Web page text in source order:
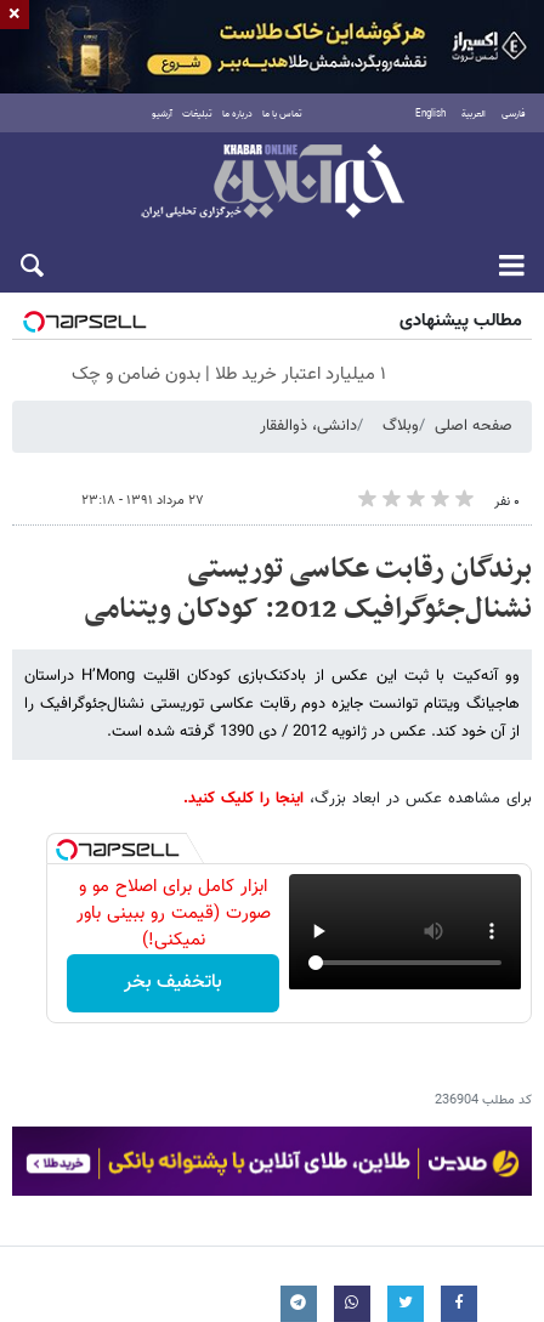
فارسی العربية English تماس با ما درباره ما تبلیغات آرشیو
شنبه ۱۷ مرداد ۱۴۰۵
مطالب پیشنهادی
۱ میلیارد اعتبار خرید طلا | بدون ضامن و چک
صفحه اصلی وبلاگ دانشی، ذوالفقار
۰ نفر ۲۷ مرداد ۱۳۹۱ - ۲۳:۱۸
برندگان رقابت عکاسی توریستی
نشنال‌جئوگرافیک 2012: کودکان ویتنامی
وو آنه‌کیت با ثبت این عکس از بادکنک‌بازی کودکان اقلیت H’Mong دراستان
هاجیانگ ویتنام توانست جایزه دوم رقابت عکاسی توریستی نشنال‌جئوگرافیک را
از آن خود کند. عکس در ژانویه 2012 / دی 1390 گرفته شده است.
برای مشاهده عکس در ابعاد بزرگ، اینجا را کلیک کنید.
ابزار کامل برای اصلاح مو و
صورت (قیمت رو ببینی باور
نمیکنی!)
باتخفیف بخر
کد مطلب236904
×